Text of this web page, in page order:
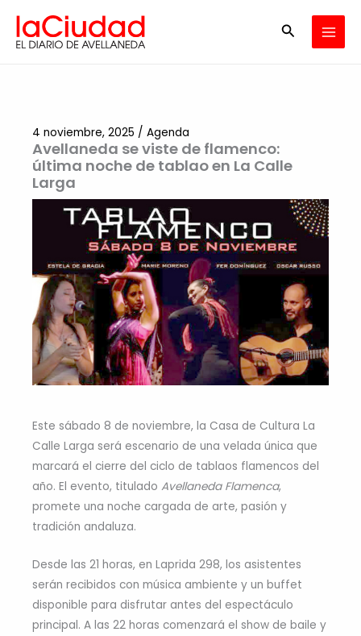
contenido
Buscar
Avellaneda se viste de flamenco:
última noche de tablao en La Calle
Larga
4 noviembre, 2025 / Agenda
Este sábado 8 de noviembre, la Casa de Cultura La
Calle Larga será escenario de una velada única que
marcará el cierre del ciclo de tablaos flamencos del
año. El evento, titulado Avellaneda Flamenca,
promete una noche cargada de arte, pasión y
tradición andaluza.
Desde las 21 horas, en Laprida 298, los asistentes
serán recibidos con música ambiente y un buffet
disponible para disfrutar antes del espectáculo
principal. A las 22 horas comenzará el show de baile y